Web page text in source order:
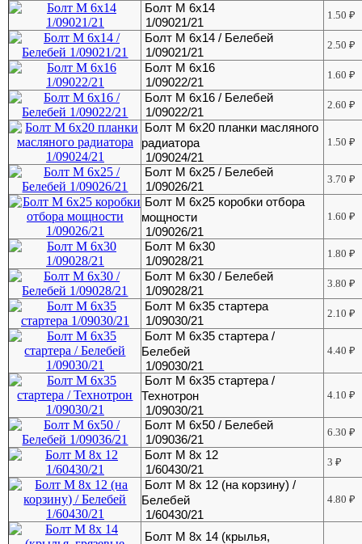
Болт М 6х14
1/09021/21
1.50₽
Болт М 6х14 / Белебей
1/09021/21
2.50₽
Болт М 6х16
1/09022/21
1.60₽
Болт М 6х16 / Белебей
1/09022/21
2.60₽
Болт М 6х20 планки масляного
радиатора
1/09024/21
1.50₽
Болт М 6х25 / Белебей
1/09026/21
3.70₽
Болт М 6х25 коробки отбора
мощности
1/09026/21
1.60₽
Болт М 6х30
1/09028/21
1.80₽
Болт М 6х30 / Белебей
1/09028/21
3.80₽
Болт М 6х35 стартера
1/09030/21
2.10₽
Болт М 6х35 стартера /
Белебей
1/09030/21
4.40₽
Болт М 6х35 стартера /
Технотрон
1/09030/21
4.10₽
Болт М 6х50 / Белебей
1/09036/21
6.30₽
Болт М 8х 12
1/60430/21
3₽
Болт М 8х 12 (на корзину) /
Белебей
1/60430/21
4.80₽
Болт М 8х 14 (крылья,